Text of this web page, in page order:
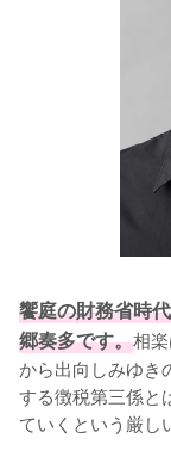
饗庭の財務省時
郷奏多です。相
から出向しみゆき
する徴税第三係と
ていくという厳し